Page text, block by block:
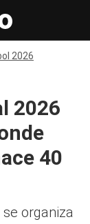
2026
2026
40
organiza